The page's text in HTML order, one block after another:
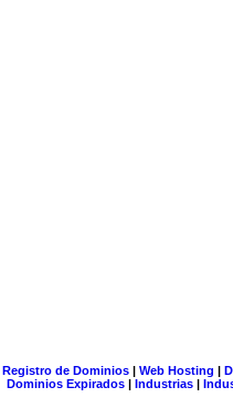
Registro de Dominios| Web Hosting |
Dominios Expirados | Industrias |